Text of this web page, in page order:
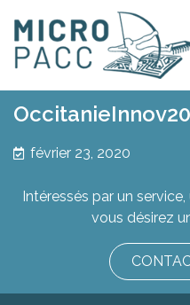
février 23, 2020
Intéressés par un
vous désirez